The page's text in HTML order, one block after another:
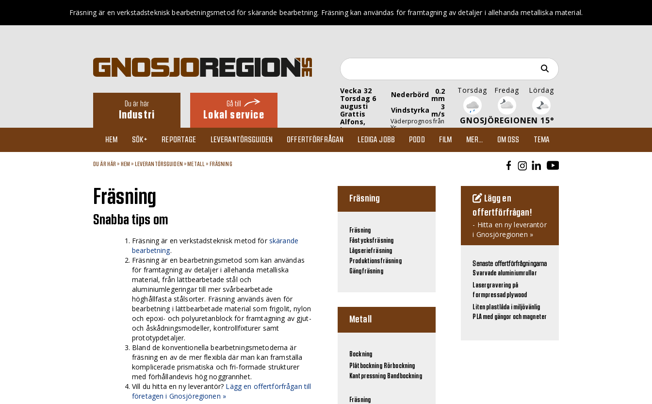
Fräsning är en verkstadsteknisk bearbetningsmetod för skärande bearbetning. Fräsning kan användas för framtagning av detaljer i allehanda metalliska material.
Du är här
Industri
Gå till
Lokal service
Vecka 32
Torsdag 6
augusti
Grattis
Alfons,
Inez
Nederbörd 0.2
mm
Vindstyrka
3
m/s
Väderprognos från
Yr
Torsdag Fredag Lördag
GNOSJÖREGIONEN 15°
HEM SÖK+ REPORTAGE LEVERANTÖRSGUIDEN OFFERTFÖRFRÅGAN LEDIGA JOBB PODD FILM MER... OM OSS TEMA
DU ÄR HÄR » HEM » LEVERANTÖRSGUIDEN » METALL » FRÄSNING
Fräsning
Snabba tips om
Fräsning är en verkstadsteknisk metod förskärande
bearbetning.
Fräsning är en bearbetningsmetod som kan användas
för framtagning av detaljer i allehanda metalliska
material, från lättbearbetade stål och
aluminiumlegeringar till mer svårbearbetade
höghållfasta stålsorter. Fräsning används även för
bearbetning i lättbearbetade material som frigolit, nylon
och epoxi- och polyuretanblock för framtagning av gjut-
och åskådningsmodeller, kontrollfixturer samt
prototypdetaljer.
Bland de konventionella bearbetningsmetoderna är
fräsning en av de mer flexibla där man kan framställa
komplicerade prismatiska och fri-formade strukturer
med förhållandevis hög noggrannhet.
Vill du hitta en ny leverantör? Lägg en offertförfrågan till
företagen i Gnosjöregionen »
Fräsning
Fräsning
Fåstycksfräsning
Lågseriefräsning
Produktionsfräsning
Gängfräsning
Metall
Bockning
Plåtbockning Rörbockning
Kantpressning Bandbockning
Fräsning
Lägg en
offertförfrågan!
- Hitta en ny leverantör
i Gnosjöregionen »
Senaste offertförfrågningarna
Svarvade aluminiumrullar
Lasergravering på
formpressad plywood
Liten plastlåda i miljövänlig
PLA med gängor och magneter